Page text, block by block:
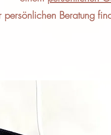
persönlichen Beratung